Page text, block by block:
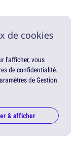
de cookies
l'afficher, vous
de confidentialité.
de Gestion
& afficher